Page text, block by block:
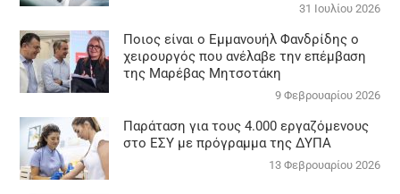
31 Ιουλίου 2026
Ποιος είναι ο Εμμανουήλ Φανδρίδης ο
χειρουργός που ανέλαβε την επέμβαση
της Μαρέβας Μητσοτάκη
9 Φεβρουαρίου 2026
Παράταση για τους 4.000 εργαζόμενους
στο ΕΣΥ με πρόγραμμα της ΔΥΠΑ
13 Φεβρουαρίου 2026